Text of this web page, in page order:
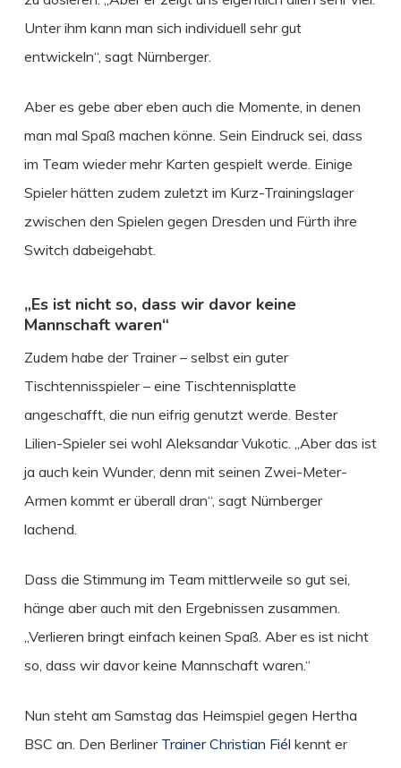
Unter ihm kann man sich individuell sehr gut
entwickeln“, sagt Nürnberger.
Aber es gebe aber eben auch die Momente, in denen
man mal Spaß machen könne. Sein Eindruck sei, dass
im Team wieder mehr Karten gespielt werde. Einige
Spieler hätten zudem zuletzt im Kurz-Trainingslager
zwischen den Spielen gegen Dresden und Fürth ihre
Switch dabeigehabt.
„Es ist nicht so, dass wir davor keine
Mannschaft waren“
Zudem habe der Trainer – selbst ein guter
Tischtennisspieler – eine Tischtennisplatte
angeschafft, die nun eifrig genutzt werde. Bester
Lilien-Spieler sei wohl Aleksandar Vukotic. „Aber das ist
ja auch kein Wunder, denn mit seinen Zwei-Meter-
Armen kommt er überall dran“, sagt Nürnberger
lachend.
Dass die Stimmung im Team mittlerweile so gut sei,
hänge aber auch mit den Ergebnissen zusammen.
„Verlieren bringt einfach keinen Spaß. Aber es ist nicht
so, dass wir davor keine Mannschaft waren.“
Nun steht am Samstag das Heimspiel gegen Hertha
BSC an. Den Berliner Trainer Christian Fiél kennt er